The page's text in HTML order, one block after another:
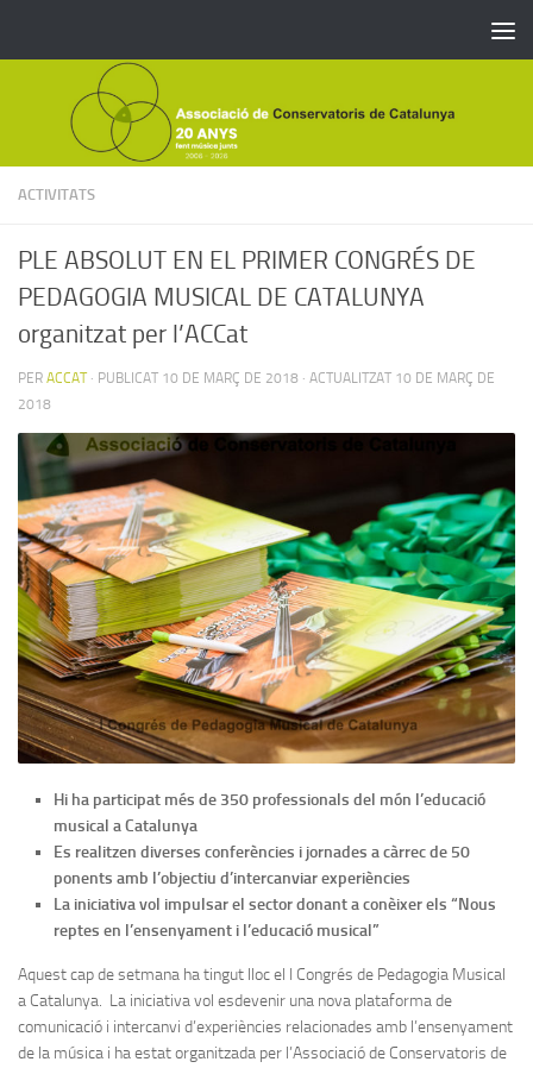
ACTIVITATS
PLE ABSOLUT EN EL PRIMER CONGRÉS DE
PEDAGOGIA MUSICAL DE CATALUNYA
organitzat per l’ACCat
PER ACCAT · PUBLICAT 10 DE MARÇ DE 2018 · ACTUALITZAT 10 DE MARÇ DE
2018
Hi ha participat més de 350 professionals del món l’educació
musical a Catalunya
Es realitzen diverses conferències i jornades a càrrec de 50
ponents amb l’objectiu d’intercanviar experiències
La iniciativa vol impulsar el sector donant a conèixer els “Nous
reptes en l’ensenyament i l’educació musical”
Aquest cap de setmana ha tingut lloc el I Congrés de Pedagogia Musical
a Catalunya. La iniciativa vol esdevenir una nova plataforma de
comunicació i intercanvi d’experiències relacionades amb l’ensenyament
de la música i ha estat organitzada per l’Associació de Conservatoris de